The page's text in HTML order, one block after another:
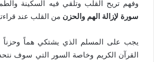
وفهم تريح القلب وتلقي فيه السكينة
سورة لإزالة الهم والحزن من القلب عند
يجب على المسلم الذي يشتكي هماً وحزناً
القرآن الكريم وخاصة السور التي سوف